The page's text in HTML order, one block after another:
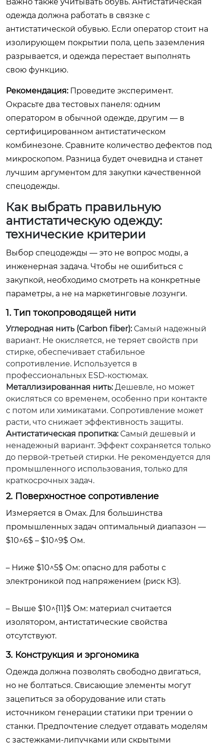
одежда должна работать в связке с
антистатической обувью. Если оператор стоит на
изолирующем покрытии пола, цепь заземления
разрывается, и одежда перестает выполнять
свою функцию.
Рекомендация:Проведите эксперимент.
Окрасьте два тестовых панеля: одним
оператором в обычной одежде, другим — в
сертифицированном антистатическом
комбинезоне. Сравните количество дефектов под
микроскопом. Разница будет очевидна и станет
лучшим аргументом для закупки качественной
спецодежды.
Как выбрать правильную
антистатическую одежду:
технические критерии
Выбор спецодежды — это не вопрос моды, а
инженерная задача. Чтобы не ошибиться с
закупкой, необходимо смотреть на конкретные
параметры, а не на маркетинговые лозунги.
1. Тип токопроводящей нити
Углеродная нить (Carbon fiber):Самый надежный
вариант. Не окисляется, не теряет свойств при
стирке, обеспечивает стабильное
сопротивление. Используется в
профессиональных ESD-костюмах.
Металлизированная нить:Дешевле, но может
окисляться со временем, особенно при контакте
с потом или химикатами. Сопротивление может
расти, что снижает эффективность защиты.
Антистатическая пропитка:Самый дешевый и
ненадежный вариант. Эффект сохраняется только
до первой-третьей стирки. Не рекомендуется для
промышленного использования, только для
краткосрочных задач.
2. Поверхностное сопротивление
Измеряется в Омах. Для большинства
промышленных задач оптимальный диапазон —
$10^6$ – $10^9$ Ом.
– Ниже $10^5$ Ом: опасно для работы с
электроникой под напряжением (риск КЗ).
– Выше $10^{11}$ Ом: материал считается
изолятором, антистатические свойства
отсутствуют.
3. Конструкция и эргономика
Одежда должна позволять свободно двигаться,
но не болтаться. Свисающие элементы могут
зацепиться за оборудование или стать
источником генерации статики при трении о
станки. Предпочтение следует отдавать моделям
с застежками-липучками или скрытыми